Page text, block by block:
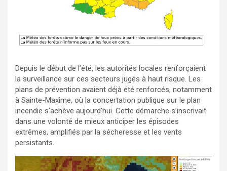
Depuis le début de l’été, les autorités locales renforçaient
la surveillance sur ces secteurs jugés à haut risque. Les
plans de prévention avaient déjà été renforcés, notamment
à Sainte-Maxime, où la concertation publique sur le plan
incendie s’achève aujourd’hui. Cette démarche s’inscrivait
dans une volonté de mieux anticiper les épisodes
extrêmes, amplifiés par la sécheresse et les vents
persistants.